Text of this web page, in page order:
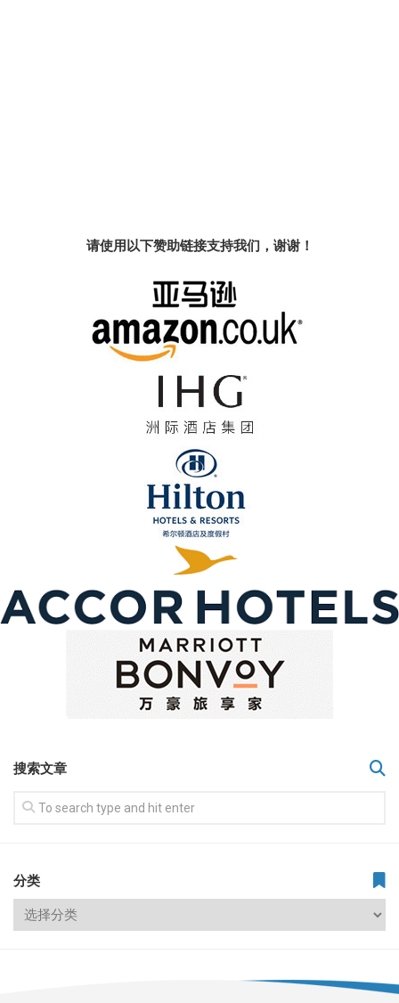
请使用以下赞助链接支持我们，谢谢！
搜索文章
分类